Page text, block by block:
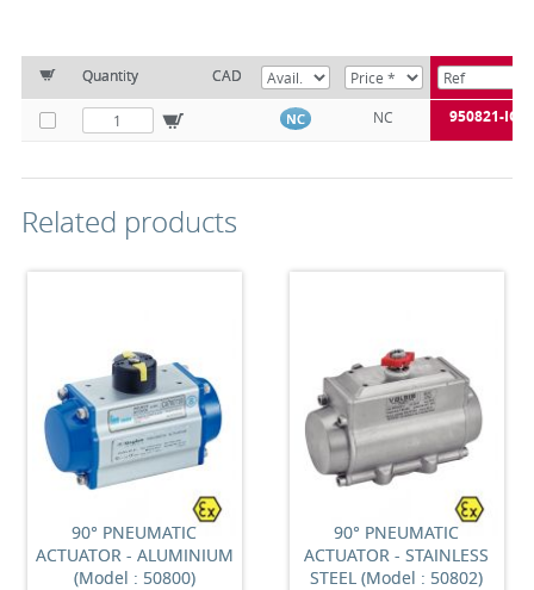
Quantity CAD
NC NC 950821-IO
Related products
90° PNEUMATIC
ACTUATOR - ALUMINIUM
(Model : 50800)
90° PNEUMATIC
ACTUATOR - STAINLESS
STEEL (Model : 50802)